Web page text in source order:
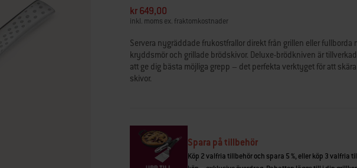
5
stjärnor,
betyg.
Read
14
Reviews.
Länk
kr 649,00
inkl. moms ex. fraktomkostnader
Servera nygräddade frukostfrallor direkt från grillen eller
kryddsmör och grillade brödskivor. Deluxe-brödkniven är
att ge dig bästa möjliga grepp – det perfekta verktyget för att
skivor.
Spara på tillbehör
Köp 2 valfria tillbehör och spara 5 %, eller köp 3 valfria